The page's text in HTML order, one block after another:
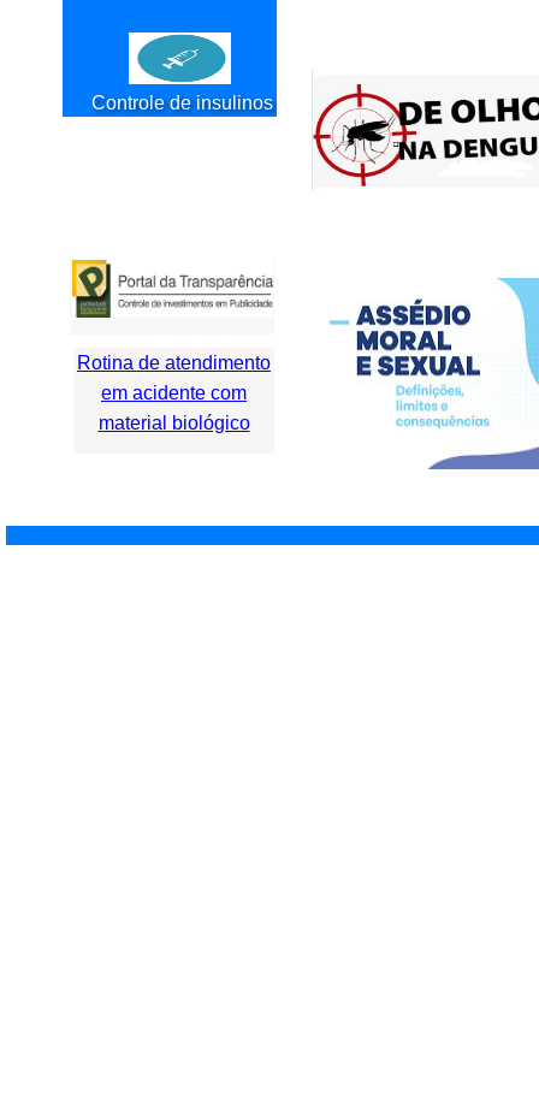
Controle de insulinos
Rotina de atendimento
em acidente com
material biológico